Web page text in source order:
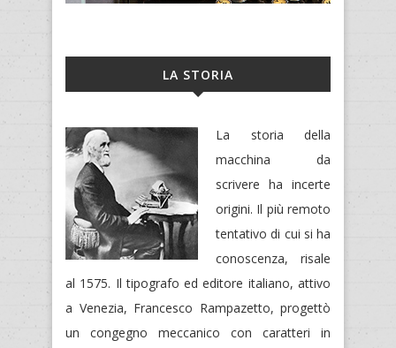
LA STORIA
La storia della
macchina da
scrivere ha incerte
origini. Il più remoto
tentativo di cui si ha
conoscenza, risale
al 1575. Il tipografo ed editore italiano, attivo
a Venezia, Francesco Rampazetto, progettò
un congegno meccanico con caratteri in